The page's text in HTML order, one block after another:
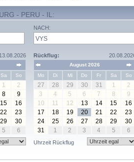
- PERU - IL:
13.08.2026
Sa So
1
2
8
9
15
16
22
23
29
30
5 6
NACH:
Rückflug:
August 2026
Mo
Di Mi Do Fr Sa So
27 28 29 30 31 1
2
3
4 5 6 7 8
9
10
11 12 13 14 15
16
17
18 19 20 21 22
23
24
25 26 27 28 29
30
31
1 2 3 4 5 6
Uhrzeit Rückflug